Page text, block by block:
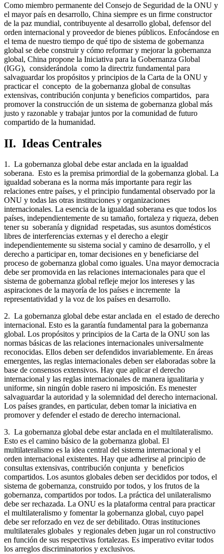
Como miembro permanente del Consejo de Seguridad de la ONU y
el mayor país en desarrollo, China siempre es un firme constructor
de la paz mundial, contribuyente al desarrollo global, defensor del
orden internacional y proveedor de bienes públicos. Enfocándose en
el tema de nuestro tiempo de qué tipo de sistema de gobernanza
global se debe construir y cómo reformar y mejorar la gobernanza
global, China propone la Iniciativa para la Gobernanza Global
(IGG), considerándola como la directriz fundamental para
salvaguardar los propósitos y principios de la Carta de la ONU y
practicar el concepto de la gobernanza global de consultas
extensivas, contribución conjunta y beneficios compartidos, para
promover la construcción de un sistema de gobernanza global más
justo y razonable y trabajar juntos por la comunidad de futuro
compartido de la humanidad.
II. Ideas Centrales
1. La gobernanza global debe estar anclada en la igualdad
soberana. Esto es la premisa primordial de la gobernanza global. La
igualdad soberana es la norma más importante para regir las
relaciones entre países, y el principio fundamental observado por la
ONU y todas las otras instituciones y organizaciones
internacionales. La esencia de la igualdad soberana es que todos los
países, independientemente de su tamaño, fortaleza y riqueza, deben
tener su soberanía y dignidad respetadas, sus asuntos domésticos
libres de interferencias externas y el derecho a elegir
independientemente su sistema social y camino de desarrollo, y el
derecho a participar en, tomar decisiones en y beneficiarse del
proceso de gobernanza global como iguales. Una mayor democracia
debe ser promovida en las relaciones internacionales para que el
sistema de gobernanza global refleje mejor los intereses y las
aspiraciones de la mayoría de los países e incremente la
representatividad y la voz de los países en desarrollo.
2. La gobernanza global debe estar anclada en el estado de derecho
internacional. Esto es la garantía fundamental para la gobernanza
global. Los propósitos y principios de la Carta de la ONU son las
normas básicas de las relaciones internacionales universalmente
reconocidas. Ellos deben ser defendidos invariablemente. En áreas
emergentes, las reglas internacionales deben ser elaboradas sobre la
base de consensos extensivos. Hay que aplicar el derecho
internacional y las reglas internacionales de manera igualitaria y
uniforme, sin ningún doble rasero ni imposición. Es menester
salvaguardar la autoridad y la solemnidad del derecho internacional.
Los países grandes, en particular, deben tomar la iniciativa en
promover y defender el estado de derecho internacional.
3. La gobernanza global debe estar anclada en el multilateralismo.
Esto es el camino básico de la gobernanza global. El
multilateralismo es la idea central del sistema internacional y el
orden internacional existentes. Hay que adherirse al principio de
consultas extensivas, contribución conjunta y beneficios
compartidos. Los asuntos globales deben ser decididos por todos, el
sistema de gobernanza, construido por todos, y los frutos de la
gobernanza, compartidos por todos. La práctica del unilateralismo
debe ser rechazada. La ONU es la plataforma central para practicar
el multilateralismo y fomentar la gobernanza global, cuyo papel
debe ser reforzado en vez de ser debilitado. Otras instituciones
multilaterales globales y regionales deben jugar un rol constructivo
en función de sus respectivas fortalezas. Es imperativo evitar todos
los arreglos discriminatorios y exclusivos.